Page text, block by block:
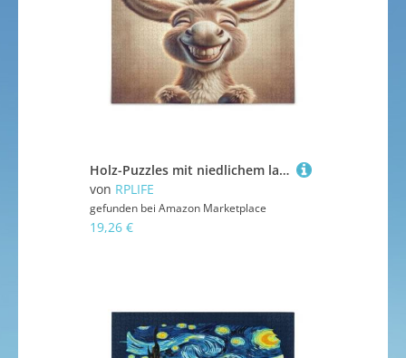
Holz-Puzzles mit niedlichem lachendem Esel, 1000 Teile, 75 x 70 cm
von RPLIFE
gefunden bei Amazon Marketplace
19,26 €